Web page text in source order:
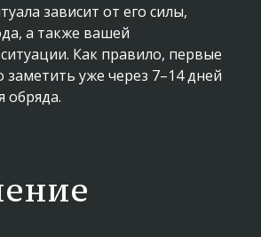
зависит от его силы,
а также вашей
Как правило, первые
уже через 7–14 дней
обряда.